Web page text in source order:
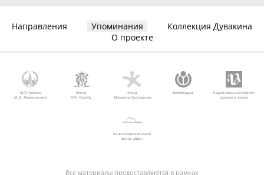
Направления Упоминания
Коллекция Дувакина
О проекте
МГУ имени
М.В. Ломоносова
Фонд
AVC Charity
Фонд
Михаила Прохорова
Викимедиа
Национальный корпус
русского языка
Благотворительный
фонд «Дар»
Все материалы предоставляются в рамках